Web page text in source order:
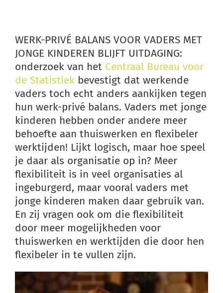
WERK-PRIVÉ BALANS VOOR VADERS MET
JONGE KINDEREN BLIJFT UITDAGING:
onderzoek van het Centraal Bureau voor
de Statistiekbevestigt dat werkende
vaders toch echt anders aankijken tegen
hun werk-privé balans. Vaders met jonge
kinderen hebben onder andere meer
behoefte aan thuiswerken en flexibeler
werktijden! Lijkt logisch, maar hoe speel
je daar als organisatie op in? Meer
flexibiliteit is in veel organisaties al
ingeburgerd, maar vooral vaders met
jonge kinderen maken daar gebruik van.
En zij vragen ook om die flexibiliteit
door meer mogelijkheden voor
thuiswerken en werktijden die door hen
flexibeler in te vullen zijn.